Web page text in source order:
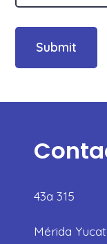
43a 315
Mérida